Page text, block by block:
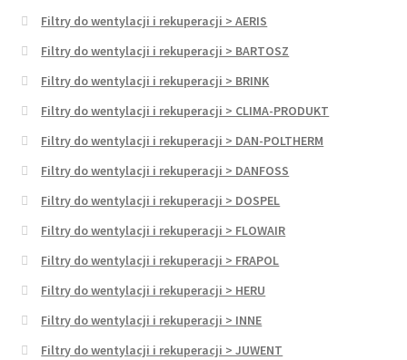
Filtry do wentylacji i rekuperacji > AERIS
Filtry do wentylacji i rekuperacji > BARTOSZ
Filtry do wentylacji i rekuperacji > BRINK
Filtry do wentylacji i rekuperacji > CLIMA-PRODUKT
Filtry do wentylacji i rekuperacji > DAN-POLTHERM
Filtry do wentylacji i rekuperacji > DANFOSS
Filtry do wentylacji i rekuperacji > DOSPEL
Filtry do wentylacji i rekuperacji > FLOWAIR
Filtry do wentylacji i rekuperacji > FRAPOL
Filtry do wentylacji i rekuperacji > HERU
Filtry do wentylacji i rekuperacji > INNE
Filtry do wentylacji i rekuperacji > JUWENT